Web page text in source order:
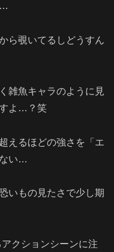
…
ら覗いてるしどうすん
雑魚キャラのように見
よ…？笑
えるほどの強さを「エ
い…
いもの見たさで少し期
クションシーンに注